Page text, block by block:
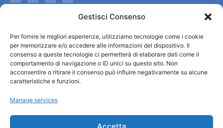
Gestisci Consenso
Per fornire le migliori esperienze, utilizziamo tecnologie come i cookie
per memorizzare e/o accedere alle informazioni del dispositivo. Il
consenso a queste tecnologie ci permetterà di elaborare dati come il
comportamento di navigazione o ID unici su questo sito. Non
acconsentire o ritirare il consenso può influire negativamente su alcune
caratteristiche e funzioni.
Manage services
Accetta
Useful services
Brochures